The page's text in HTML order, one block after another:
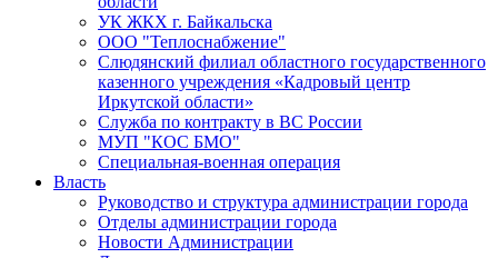
УК ЖКХ г. Байкальска
ООО "Теплоснабжение"
Слюдянский филиал областного государственного
казенного учреждения «Кадровый центр
Иркутской области»
Служба по контракту в ВС России
МУП "КОС БМО"
Специальная-военная операция
Власть
Руководство и структура администрации города
Отделы администрации города
Новости Администрации